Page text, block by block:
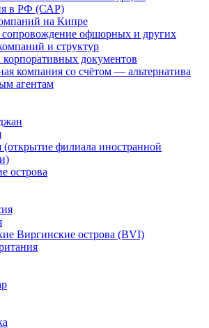
в РФ (САР)
на Кипре
сопровождение офшорных и других
и структур
документов
компания со счётом — альтернатива
агентам
филиала иностранной
острова
Виргинские острова (BVI)